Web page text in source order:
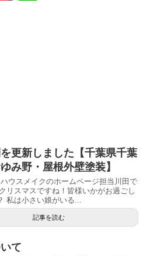
更新しました【千葉県千葉
み野・屋根外壁塗装】
ウスメイクのホームページ担当川田で
リスマスですね！皆様いかがお過ごし
私は小さい娘がいる...
記事を読む
て